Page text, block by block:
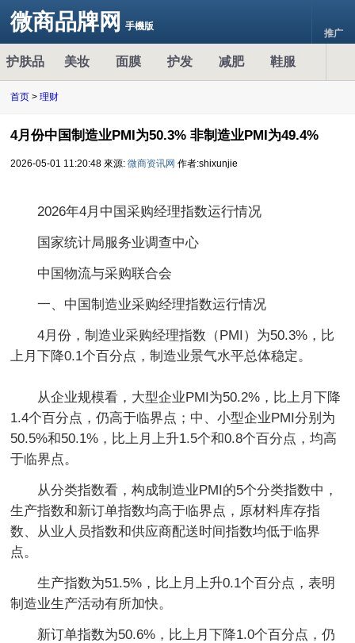
微商品牌网 手機版
推广
护肤品 美妆 面膜 护发 减肥 鞋服
首页 > 理财
4月份中国制造业PMI为50.3% 非制造业PMI为49.4%
2026-05-01 11:20:48 來源: 微商资讯网 作者:shixunjie
2026年4月中国采购经理指数运行情况
国家统计局服务业调查中心
中国物流与采购联合会
一、中国制造业采购经理指数运行情况
4月份，制造业采购经理指数（PMI）为50.3%，比
上月下降0.1个百分点，制造业景气水平总体稳定。
从企业规模看，大型企业PMI为50.2%，比上月下降
1.4个百分点，仍高于临界点；中、小型企业PMI分别为
50.5%和50.1%，比上月上升1.5个和0.8个百分点，均高
于临界点。
从分类指数看，构成制造业PMI的5个分类指数中，
生产指数和新订单指数均高于临界点，原材料库存指
数、从业人员指数和供应商配送时间指数均低于临界
点。
生产指数为51.5%，比上月上升0.1个百分点，表明
制造业生产活动有所加快。
新订单指数为50.6%，比上月下降1.0个百分点，仍